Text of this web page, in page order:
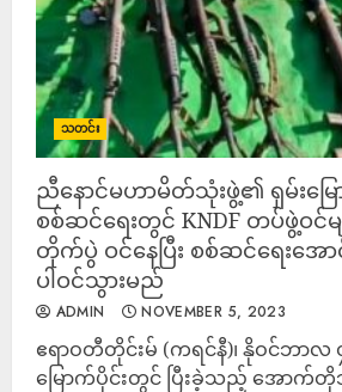
သတင်း
ညီနောင်မဟာမိတ်သုံးဖွဲ့၏ ရှမ်းမြ
စစ်ဆင်ရေးတွင် KNDF တပ်ဖွဲ့ဝင်မျာ
တိုက်ပွဲ ဝင်နေပြီး စစ်ဆင်ရေးအ
ပါဝင်သွားမည်
ADMIN NOVEMBER 5, 2023
ဧရာဝတီတိုင်းမ် (ကရင်နီ)၊ နိုဝင်ဘာလ
မြောက်ပိုင်းတွင် ပြီးခဲ့သည့် အောက်